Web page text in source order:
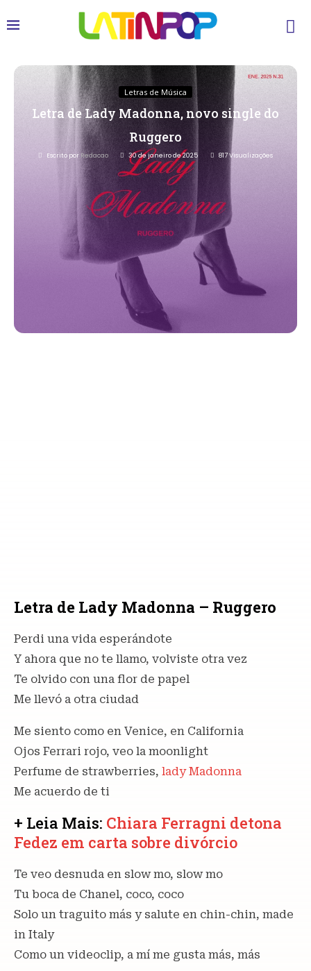
Letras de Música
Letra de Lady Madonna, novo single do
Ruggero
Escrito por Redacao 30 de janeiro de 2025 817Visualizações
Letra de Lady Madonna – Ruggero
Perdi una vida esperándote
Y ahora que no te llamo, volviste otra vez
Te olvido con una flor de papel
Me llevó a otra ciudad
Me siento como en Venice, en California
Ojos Ferrari rojo, veo la moonlight
Perfume de strawberries, lady Madonna
Me acuerdo de ti
+ Leia Mais: Chiara Ferragni detona
Fedez em carta sobre divórcio
Te veo desnuda en slow mo, slow mo
Tu boca de Chanel, coco, coco
Solo un traguito más y salute en chin-chin, made
in Italy
Como un videoclip, a mí me gusta más, más